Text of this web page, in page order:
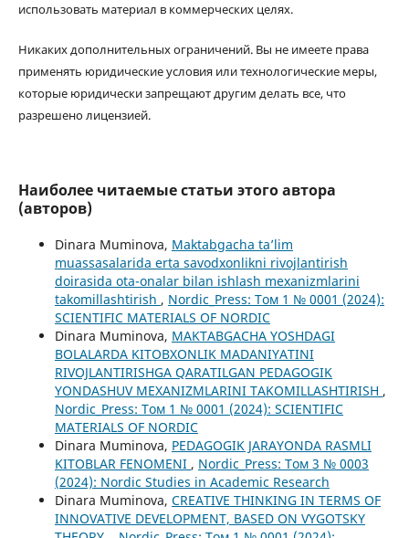
использовать материал в коммерческих целях.
Никаких дополнительных ограничений. Вы не имеете права
применять юридические условия или технологические меры,
которые юридически запрещают другим делать все, что
разрешено лицензией.
Наиболее читаемые статьи этого автора
(авторов)
Dinara Muminova, Maktabgacha ta’lim
muassasalarida erta savodxonlikni rivojlantirish
doirasida ota-onalar bilan ishlash mexanizmlarini
takomillashtirish , Nordic_Press: Том 1 № 0001 (2024):
SCIENTIFIC MATERIALS OF NORDIC
Dinara Muminova, MAKTABGACHA YOSHDAGI
BOLALARDA KITOBXONLIK MADANIYATINI
RIVOJLANTIRISHGA QARATILGAN PEDAGOGIK
YONDASHUV MEXANIZMLARINI TAKOMILLASHTIRISH ,
Nordic_Press: Том 1 № 0001 (2024): SCIENTIFIC
MATERIALS OF NORDIC
Dinara Muminova, PEDAGOGIK JARAYONDA RASMLI
KITOBLAR FENOMENI , Nordic_Press: Том 3 № 0003
(2024): Nordic Studies in Academic Research
Dinara Muminova, CREATIVE THINKING IN TERMS OF
INNOVATIVE DEVELOPMENT, BASED ON VYGOTSKY